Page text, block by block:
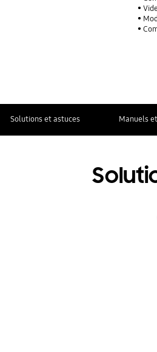
Solutions et astuces Manuels